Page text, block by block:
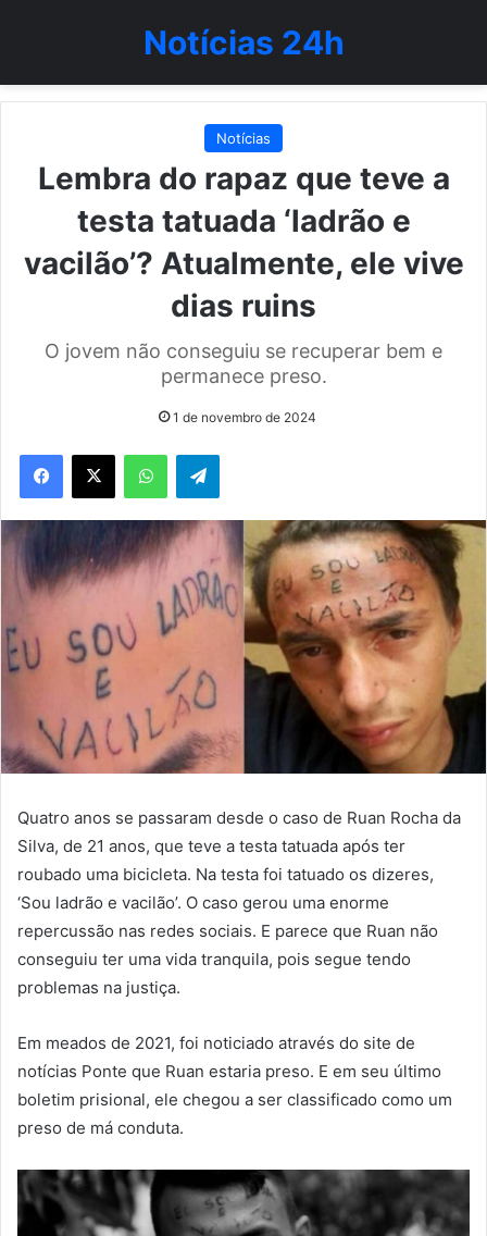
Notícias 24h
Notícias
Lembra do rapaz que teve a
testa tatuada ‘ladrão e
vacilão’? Atualmente, ele vive
dias ruins
O jovem não conseguiu se recuperar bem e
permanece preso.
1 de novembro de 2024
WhatsAppTelegram
Quatro anos se passaram desde o caso de Ruan Rocha da
Silva, de 21 anos, que teve a testa tatuada após ter
roubado uma bicicleta. Na testa foi tatuado os dizeres,
‘Sou ladrão e vacilão’. O caso gerou uma enorme
repercussão nas redes sociais. E parece que Ruan não
conseguiu ter uma vida tranquila, pois segue tendo
problemas na justiça.
Em meados de 2021, foi noticiado através do site de
notícias Ponte que Ruan estaria preso. E em seu último
boletim prisional, ele chegou a ser classificado como um
preso de má conduta.